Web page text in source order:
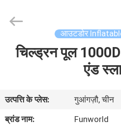
वीडियो
Limited.
आउटडोर
चिल्ड्रन पूल
एंड
उत्पत्ति के प्लेस:
गुआंगज़ौ, चीन
ब्रांड नाम:
Funworld